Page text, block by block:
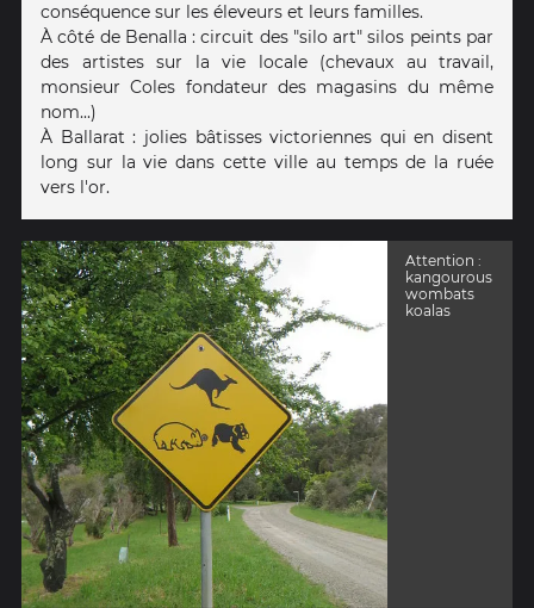
conséquence sur les éleveurs et leurs familles.
À côté de Benalla : circuit des "silo art" silos peints par
des artistes sur la vie locale (chevaux au travail,
monsieur Coles fondateur des magasins du même
nom...)
À Ballarat : jolies bâtisses victoriennes qui en disent
long sur la vie dans cette ville au temps de la ruée
vers l'or.
Attention :
kangourous
wombats
koalas